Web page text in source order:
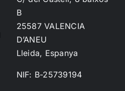
B
25587 VALENCIA
D’ANEU
Lleida, Espanya
NIF: B-25739194